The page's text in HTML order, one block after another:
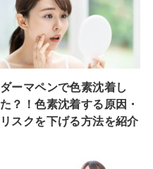
ダーマペンで色素沈着し
た？！色素沈着する原因・
リスクを下げる方法を紹介